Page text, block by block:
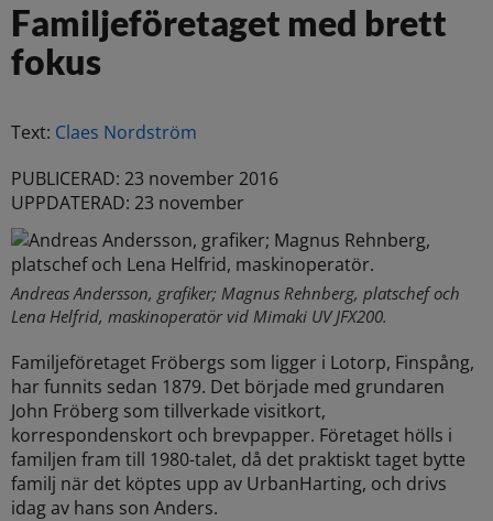
Familjeföretaget med brett
fokus
Text: Claes Nordström
PUBLICERAD: 23 november 2016
UPPDATERAD: 23 november
Andreas Andersson, grafiker; Magnus Rehnberg, platschef och
Lena Helfrid, maskinoperatör vid Mimaki UV JFX200.
Familjeföretaget Fröbergs som ligger i Lotorp, Finspång,
har funnits sedan 1879. Det började med grundaren
John Fröberg som tillverkade visitkort,
korrespondenskort och brevpapper. Företaget hölls i
familjen fram till 1980-talet, då det praktiskt taget bytte
familj när det köptes upp av UrbanHarting, och drivs
idag av hans son Anders.